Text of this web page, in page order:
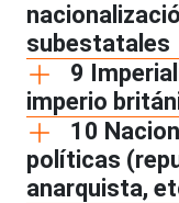
subestatales
9
imperio
10
políticas
anarquista,